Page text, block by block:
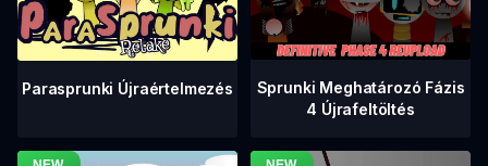
Parasprunki Újraértelmezés
Sprunki Meghatározó Fázis
4 Újrafeltöltés